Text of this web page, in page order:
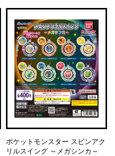
ポケットモンスター スピンアク
リルスイング ～メガシンカ～